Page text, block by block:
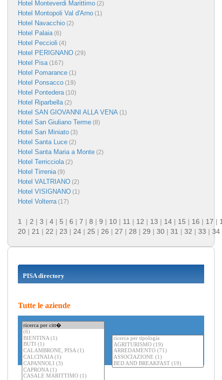
Hotel Monteverdi Marittimo (2)
Hotel Montopoli Val d'Arno (1)
Hotel Navacchio (2)
Hotel Palaia(6)
Hotel Peccioli (4)
Hotel PERIGNANO (29)
Hotel Pisa(167)
Hotel Pomarance (1)
Hotel Ponsacco (19)
Hotel Pontedera(10)
Hotel Riparbella(2)
Hotel SAN GIOVANNI ALLA VENA (1)
Hotel San Giuliano Terme (8)
Hotel San Miniato (3)
Hotel Santa Luce (2)
Hotel Santa Maria a Monte (2)
Hotel Terricciola(2)
Hotel Tirrenia(9)
Hotel VALTRIANO (2)
Hotel VISIGNANO (1)
Hotel Volterra(17)
1 | 2 | 3 | 4 | 5 | 6 | 7 | 8 | 9 | 10 | 11 | 12 | 13 | 14 | 15 | 16 | 17 |
20 | 21 | 22 | 23 | 24 | 25 | 26 | 27 | 28 | 29 | 30 | 31 | 32 | 33 | 34
PISA directory
Tutte le aziende